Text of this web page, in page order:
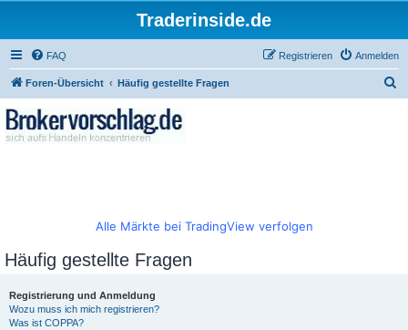
Traderinside.de
FAQ Anmelden
Registrieren
Foren-Übersicht Häufig gestellte Fragen
Alle Märkte bei TradingView verfolgen
Häufig gestellte Fragen
Registrierung und Anmeldung
Wozu muss ich mich registrieren?
Was ist COPPA?